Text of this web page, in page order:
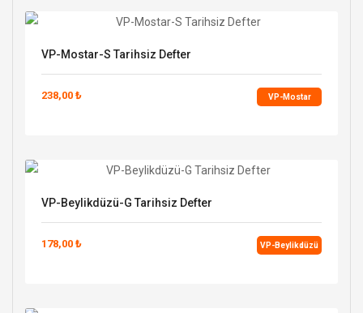
VP-Mostar-S Tarihsiz Defter
238,00 ₺ VP-Mostar
VP-Beylikdüzü-G Tarihsiz Defter
178,00 ₺ VP-Beylikdüzü